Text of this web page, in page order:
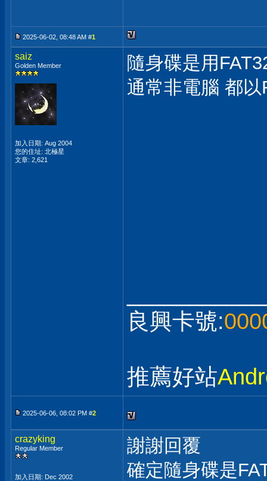
2025-06-02, 08:48 AM #1
saiz
Golden Member
加入日期: Aug 2004
您的住址: 北極星
文章: 2,621
隨身碟是用
通常非電腦 都以
良興卡號:
推薦好站
2025-06-06, 08:02 PM #2
crazyking
Regular Member
加入日期: Dec 2002
謝謝回覆
確定隨身碟是